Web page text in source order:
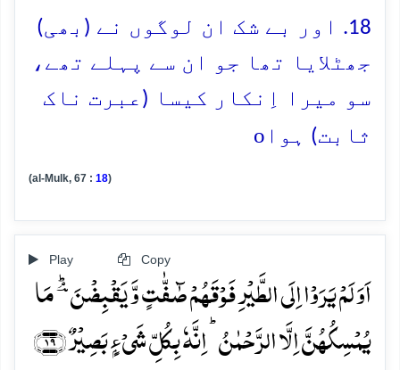
18. اور بے شک ان لوگوں نے (بھی)
جھٹلایا تھا جو ان سے پہلے تھے،
سو میرا اِنکار کیسا (عبرت ناک
ثابت) ہوا o
(al-Mulk, 67 : 18)
Play Copy
اَوَ لَمۡ یَرَوۡا اِلَی الطَّیۡرِ فَوۡقَہُمۡ صٰٓفّٰتٍ وَّ یَقۡبِضۡنَ ؔۘؕ مَا
یُمۡسِکُہُنَّ اِلَّا الرَّحۡمٰنُ ؕ اِنَّہٗ بِکُلِّ شَیۡءٍۭ بَصِیۡرٌ ﴿۱۹﴾